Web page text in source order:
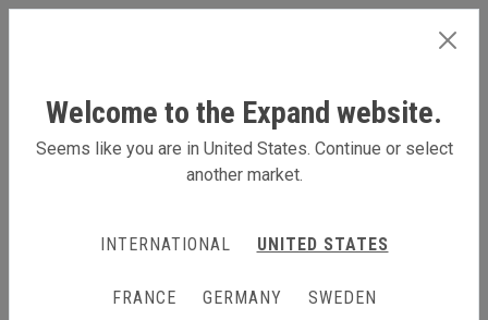
Ein flexibles Messesystem für unterschiedliche Grundrisse
Ein flexibles Messesystem für
Welcome to the Expand website.
Seems like you are in United States. Continue or select
another market.
INTERNATIONAL UNITED STATES
FRANCE GERMANY SWEDEN